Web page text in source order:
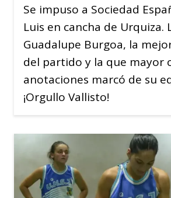
Se impuso a Sociedad
Luis en cancha de Urquiza.
Guadalupe Burgoa, la
del partido y la que mayor
anotaciones marcó de su
¡Orgullo Vallisto!